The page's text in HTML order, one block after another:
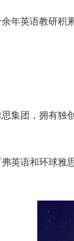
年英语教研积
集团，拥有独
英语和环球雅